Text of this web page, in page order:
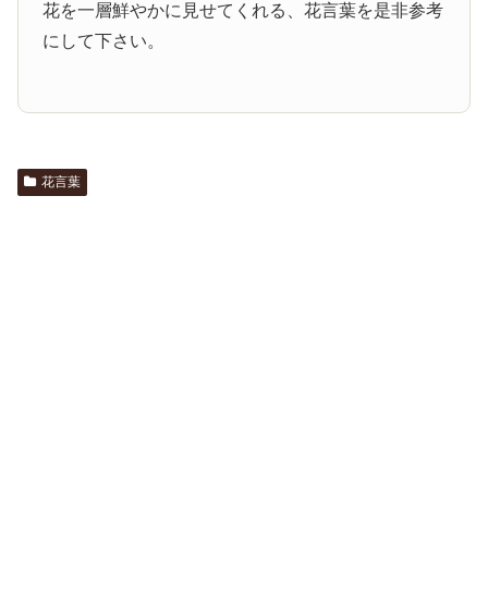
花を一層鮮やかに見せてくれる、花言葉を是非参考
にして下さい。
花言葉